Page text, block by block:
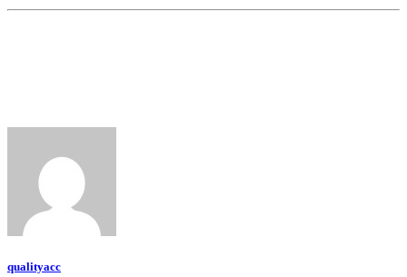
qualityacc